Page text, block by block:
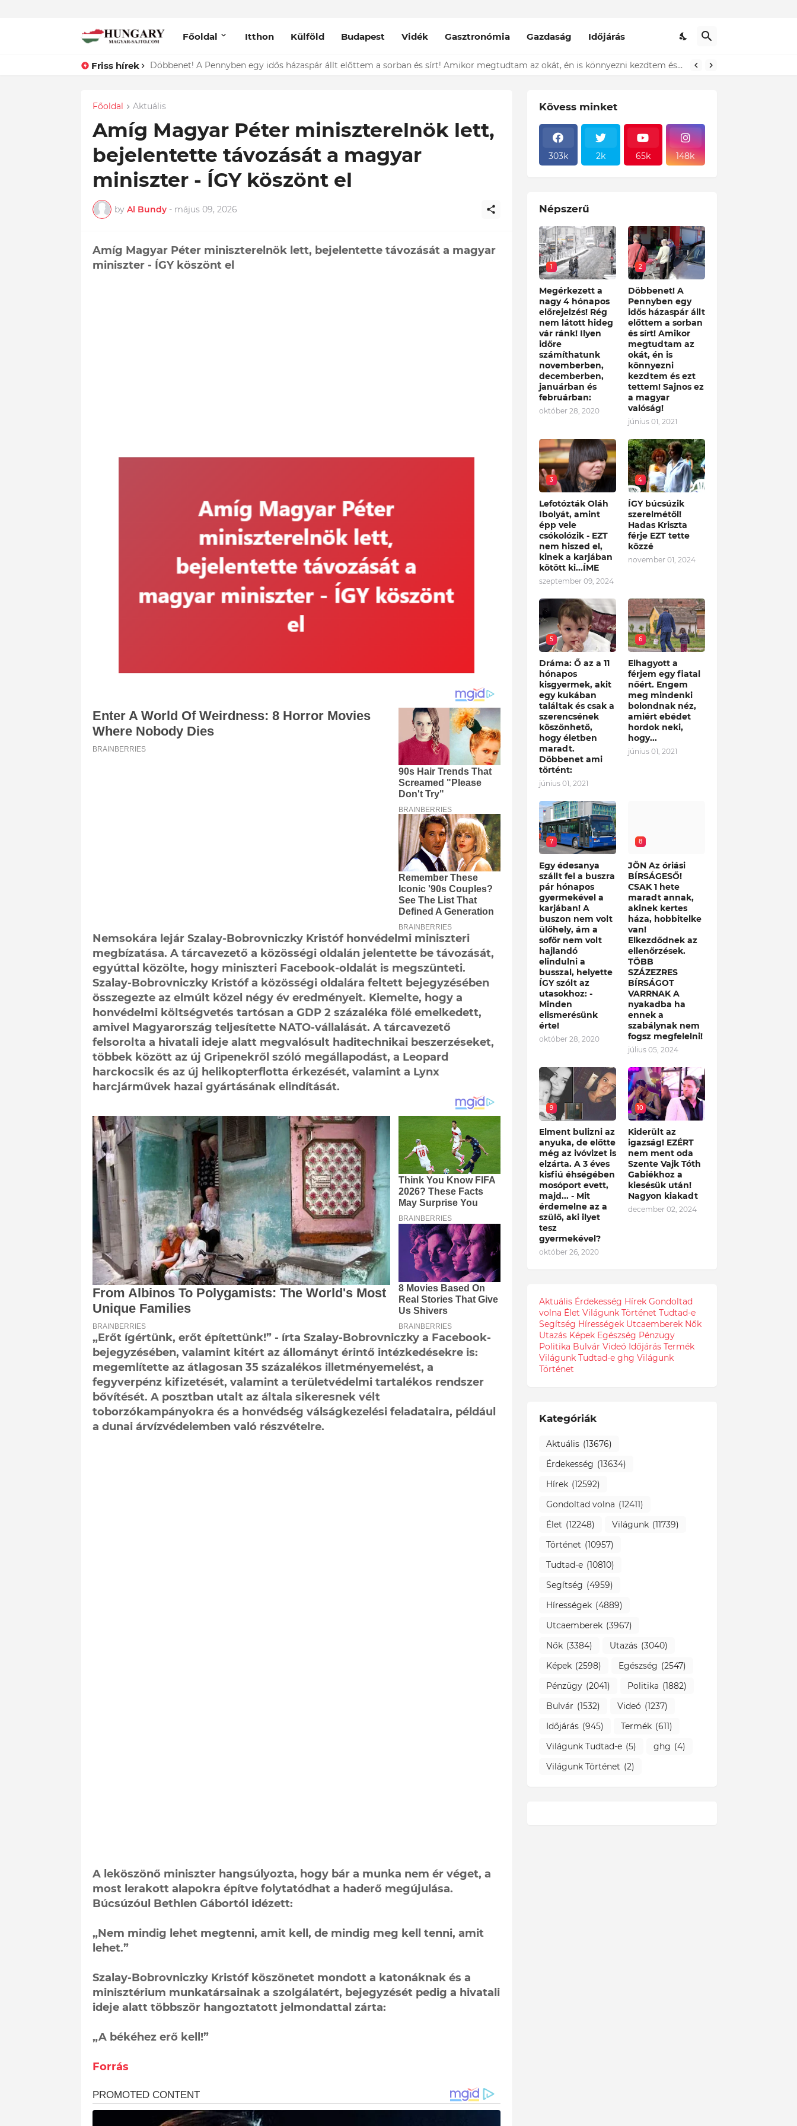
Főoldal Itthon Külföld Budapest Vidék Gasztronómia Gazdaság Időjárás
Friss hírek Döbbenet! A Pennyben egy idős házaspár állt előttem a sorban és sírt! Amikor megtudtam az okát, én is könnyezni kezdtem és ezt tettem! Sajnos ez a magyar valóság!
Főoldal Aktuális
Amíg Magyar Péter miniszterelnök lett,
bejelentette távozását a magyar
miniszter - ÍGY köszönt el
by Al Bundy - május 09, 2026
Amíg Magyar Péter miniszterelnök lett, bejelentette távozását a magyar
miniszter - ÍGY köszönt el
Nemsokára lejár Szalay-Bobrovniczky Kristóf honvédelmi miniszteri
megbízatása. A tárcavezető a közösségi oldalán jelentette be távozását,
egyúttal közölte, hogy miniszteri Facebook-oldalát is megszünteti.
Szalay-Bobrovniczky Kristóf a közösségi oldalára feltett bejegyzésében
összegezte az elmúlt közel négy év eredményeit. Kiemelte, hogy a
honvédelmi költségvetés tartósan a GDP 2 százaléka fölé emelkedett,
amivel Magyarország teljesítette NATO-vállalását. A tárcavezető
felsorolta a hivatali ideje alatt megvalósult haditechnikai beszerzéseket,
többek között az új Gripenekről szóló megállapodást, a Leopard
harckocsik és az új helikopterflotta érkezését, valamint a Lynx
harcjárművek hazai gyártásának elindítását.
„Erőt ígértünk, erőt építettünk!” - írta Szalay-Bobrovniczky a Facebook-
bejegyzésében, valamint kitért az állományt érintő intézkedésekre is:
megemlítette az átlagosan 35 százalékos illetményemelést, a
fegyverpénz kifizetését, valamint a területvédelmi tartalékos rendszer
bővítését. A posztban utalt az általa sikeresnek vélt
toborzókampányokra és a honvédség válságkezelési feladataira, például
a dunai árvízvédelemben való részvételre.
A leköszönő miniszter hangsúlyozta, hogy bár a munka nem ér véget, a
most lerakott alapokra építve folytatódhat a haderő megújulása.
Búcsúzóul Bethlen Gábortól idézett:
„Nem mindig lehet megtenni, amit kell, de mindig meg kell tenni, amit
lehet.”
Szalay-Bobrovniczky Kristóf köszönetet mondott a katonáknak és a
minisztérium munkatársainak a szolgálatért, bejegyzését pedig a hivatali
ideje alatt többször hangoztatott jelmondattal zárta:
„A békéhez erő kell!”
Forrás
Kövess minket
303k 2k 65k 148k
Népszerű
1
Megérkezett a
nagy 4 hónapos
előrejelzés! Rég
nem látott hideg
vár ránk! Ilyen
időre
számíthatunk
novemberben,
decemberben,
januárban és
februárban:
október 28, 2020
2
Döbbenet! A
Pennyben egy
idős házaspár állt
előttem a sorban
és sírt! Amikor
megtudtam az
okát, én is
könnyezni
kezdtem és ezt
tettem! Sajnos ez
a magyar
valóság!
június 01, 2021
3
Lefotózták Oláh
Ibolyát, amint
épp vele
csókolózik - EZT
nem hiszed el,
kinek a karjában
kötött ki...ÍME
szeptember 09, 2024
4
ÍGY búcsúzik
szerelmétől!
Hadas Kriszta
férje EZT tette
közzé
november 01, 2024
5
Dráma: Ő az a 11
hónapos
kisgyermek, akit
egy kukában
találtak és csak a
szerencsének
köszönhető,
hogy életben
maradt.
Döbbenet ami
történt:
június 01, 2021
6
Elhagyott a
férjem egy fiatal
nőért. Engem
meg mindenki
bolondnak néz,
amiért ebédet
hordok neki,
hogy...
június 01, 2021
7
Egy édesanya
szállt fel a buszra
pár hónapos
gyermekével a
karjában! A
buszon nem volt
ülőhely, ám a
sofőr nem volt
hajlandó
elindulni a
busszal, helyette
ÍGY szólt az
utasokhoz: -
Minden
elismerésünk
érte!
október 28, 2020
8
JÖN Az óriási
BÍRSÁGESŐ!
CSAK 1 hete
maradt annak,
akinek kertes
háza, hobbitelke
van!
Elkezdődnek az
ellenőrzések.
TÖBB
SZÁZEZRES
BÍRSÁGOT
VARRNAK A
nyakadba ha
ennek a
szabálynak nem
fogsz megfelelni!
július 05, 2024
9
Elment bulizni az
anyuka, de előtte
még az ivóvizet is
elzárta. A 3 éves
kisfiú éhségében
mosóport evett,
majd... - Mit
érdemelne az a
szülő, aki ilyet
tesz
gyermekével?
október 26, 2020
10
Kiderült az
igazság! EZÉRT
nem ment oda
Szente Vajk Tóth
Gabiékhoz a
kiesésük után!
Nagyon kiakadt
december 02, 2024
Aktuális Érdekesség Hírek Gondoltad
volna Élet Világunk Történet Tudtad-e
Segítség Hírességek Utcaemberek Nők
Utazás Képek Egészség Pénzügy
Politika Bulvár Videó Időjárás Termék
Világunk Tudtad-e ghg Világunk
Történet
Kategóriák
Aktuális (13676)
Érdekesség (13634)
Hírek (12592)
Gondoltad volna (12411)
Élet (12248) Világunk (11739)
Történet (10957)
Tudtad-e (10810)
Segítség (4959)
Hírességek (4889)
Utcaemberek (3967)
Nők (3384) Utazás (3040)
Képek (2598) Egészség (2547)
Pénzügy (2041) Politika (1882)
Bulvár (1532) Videó (1237)
Időjárás (945) Termék (611)
Világunk Tudtad-e (5) ghg (4)
Világunk Történet (2)